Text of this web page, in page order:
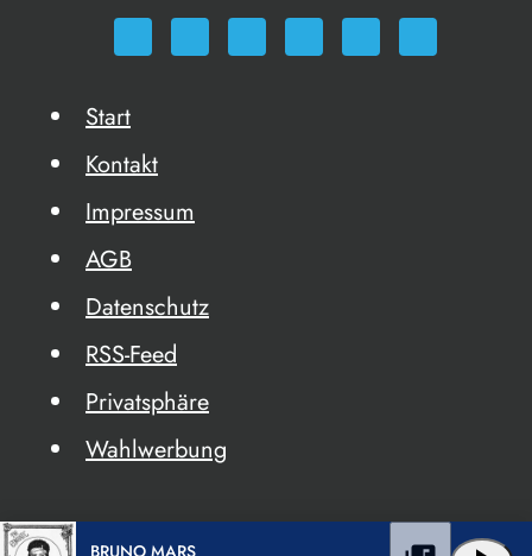
Start
Kontakt
Impressum
AGB
Datenschutz
RSS-Feed
Privatsphäre
Wahlwerbung
BRUNO MARS